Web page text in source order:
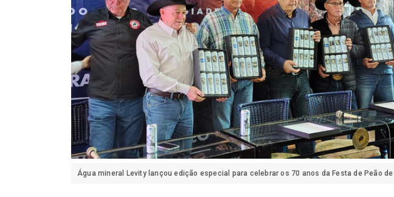
Água mineral Levity lançou edição especial para celebrar os 70 anos da Festa de Peão